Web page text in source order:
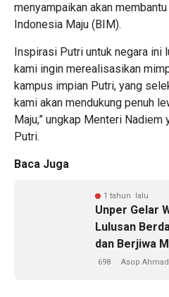
menyampaikan akan
Indonesia Maju (BIM).
Inspirasi Putri untuk negara ini
kami ingin merealisasikan
kampus impian Putri, yang
kami akan mendukung penuh
Maju,” ungkap Menteri
Putri.
Baca Juga
1 tahun lalu
Unper Gelar
Lulusan
dan Berjiwa
698 Asop Ahmad